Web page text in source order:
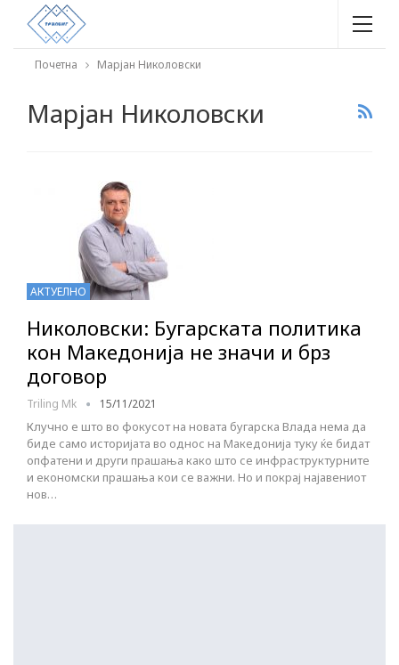
Почетна Марјан Николовски
Марјан Николовски
АКТУЕЛНО
Николовски: Бугарската политика
кон Македонија не значи и брз
договор
Triling Mk 15/11/2021
Клучно е што во фокусот на новата бугарска Влада нема да
биде само историјата во однос на Македонија туку ќе бидат
опфатени и други прашања како што се инфраструктурните
и економски прашања кои се важни. Но и покрај најавениот
нов…